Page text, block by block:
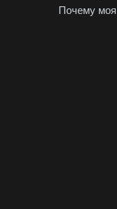
Почему моя